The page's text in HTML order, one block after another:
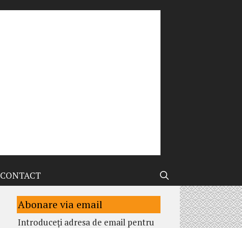
CONTACT
Abonare via email
Introduceți adresa de email pentru